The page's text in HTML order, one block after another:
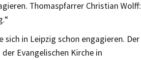
Thomaspfarrer Christian Wolff:
sich in Leipzig schon engagieren. Der
Evangelischen Kirche in